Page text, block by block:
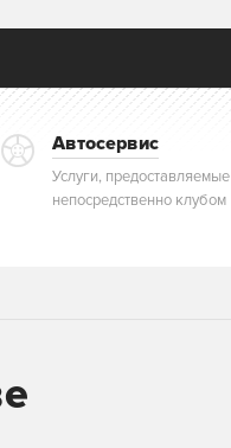
Автосервис
Услуги, предоставляемые
непосредственно клубом